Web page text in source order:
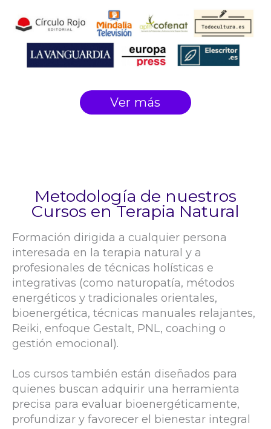
Ver más
Metodología de nuestros
Cursos en Terapia Natural
Formación dirigida a cualquier persona
interesada en la terapia natural y a
profesionales de técnicas holísticas e
integrativas (como naturopatía, métodos
energéticos y tradicionales orientales,
bioenergética, técnicas manuales relajantes,
Reiki, enfoque Gestalt, PNL, coaching o
gestión emocional).
Los cursos también están diseñados para
quienes buscan adquirir una herramienta
precisa para evaluar bioenergéticamente,
profundizar y favorecer el bienestar integral